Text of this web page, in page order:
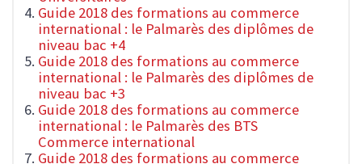
Guide 2018 des formations au commerce
international : le Palmarès des diplômes de
niveau bac +4
Guide 2018 des formations au commerce
international : le Palmarès des diplômes de
niveau bac +3
Guide 2018 des formations au commerce
international : le Palmarès des BTS
Commerce international
Guide 2018 des formations au commerce